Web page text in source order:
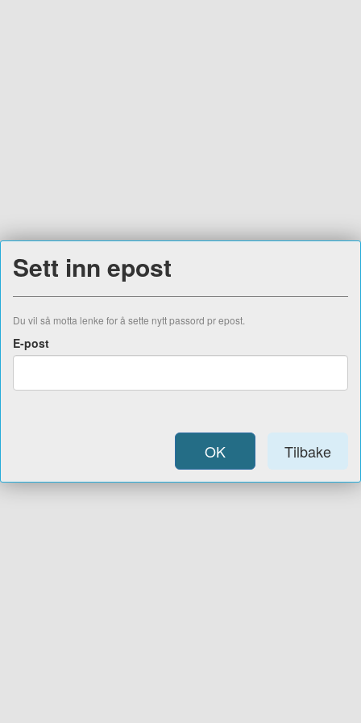
Sett inn epost
Du vil så motta lenke for å sette nytt passord pr epost.
E-post
OK Tilbake